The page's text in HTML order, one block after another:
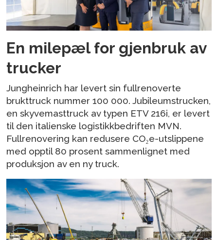
En milepæl for gjenbruk av
trucker
Jungheinrich har levert sin fullrenoverte
brukttruck nummer 100 000. Jubileumstrucken,
en skyvemasttruck av typen ETV 216i, er levert
til den italienske logistikkbedriften MVN.
Fullrenovering kan redusere CO₂e-utslippene
med opptil 80 prosent sammenlignet med
produksjon av en ny truck.